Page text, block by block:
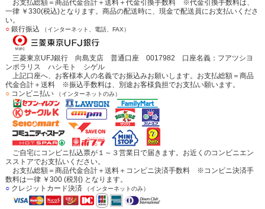
お支払総額＝商品代金合計＋送料＋代金引換手数料 ※代金引換手数料は、
一律 ￥330(税込)となります。商品の配送時に、現金で配送員にお支払いくださ
い。
○銀行振込 （インターネット、電話、FAX）
三菱東京UFJ銀行 向島支店 普通口座 0017982 口座名義：フアツシヨ
ンポラリス ハシモト シゲル
上記口座へ、お客様本人の名義でお振込みお願いします。お支払総額＝商品
代金合計＋送料 ※振込手数料は、別途お客様負担でお支払い願います。
○コンビニ払い （インターネットのみ）
ご自宅にコンビニ払込票が１～３営業日で届きます。お近くのコンビニエン
スストアでお支払いください。
お支払総額＝商品代金合計＋送料＋コンビニ決済手数料 ※コンビニ決済手
数料は一律 ￥300 (税別) となります。
○クレジットカード決済 （インターネットのみ）